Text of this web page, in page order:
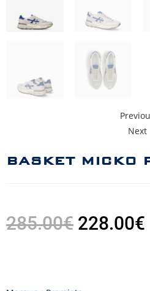
Next
BASKET MICK0
285.00€ 228.00€